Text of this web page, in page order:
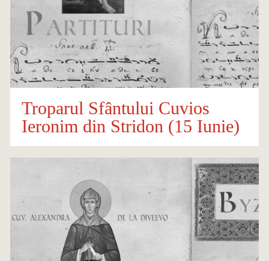
Troparul Sfântului Cuvios
Ieronim din Stridon (15 Iunie)